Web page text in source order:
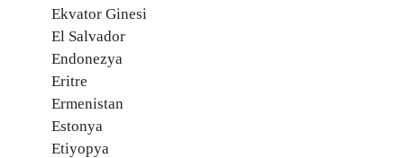
Ekvator Ginesi
El Salvador
Endonezya
Eritre
Ermenistan
Estonya
Etiyopya